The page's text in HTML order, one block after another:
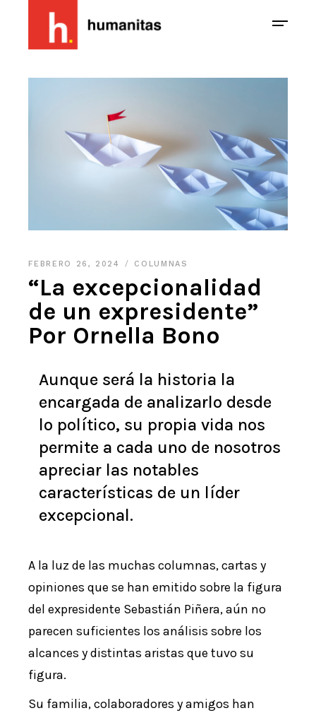
FEBRERO 26, 2024 COLUMNAS
“La excepcionalidad
de un expresidente”
Por Ornella Bono
Aunque será la historia la
encargada de analizarlo desde
lo político, su propia vida nos
permite a cada uno de nosotros
apreciar las notables
características de un líder
excepcional.
A la luz de las muchas columnas, cartas y
opiniones que se han emitido sobre la figura
del expresidente Sebastián Piñera, aún no
parecen suficientes los análisis sobre los
alcances y distintas aristas que tuvo su
figura.
Su familia, colaboradores y amigos han